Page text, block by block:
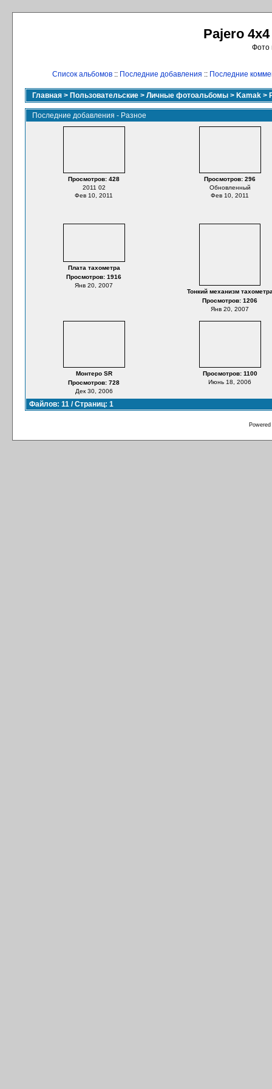
Pajero
Фото
Список альбомов :: Последние добавления :: Последние
Главная > Пользовательские > Личные фотоальбомы > Kamak >
Последние добавления - Разное
Просмотров: 428
2011 02
Фев 10, 2011
Просмотров: 296
Обновленный
Фев 10, 2011
Плата тахометра
Просмотров: 1916
Янв 20, 2007
Тонкий механизм
Просмотров: 1206
Янв 20, 2007
Монтеро SR
Просмотров: 728
Дек 30, 2006
Просмотров: 1100
Июнь 18, 2006
Файлов: 11 / Страниц: 1